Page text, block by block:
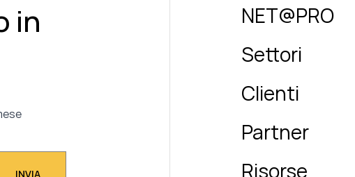
in
NET@PRO
Settori
Clienti
Partner
Risorse